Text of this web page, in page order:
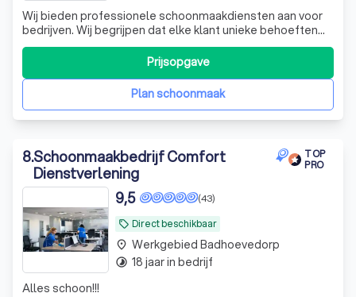
Wij bieden professionele schoonmaakdiensten aan voor
bedrijven. Wij begrijpen dat elke klant unieke behoeften
heeft en daarom bieden wij flexibele schoonmaak plannen
Plan schoonmaak
Prijsopgave
8.Schoonmaakbedrijf Comfort
Dienstverlening
TOP
PRO
local_offer Direct beschikbaar
(43)
9,5
Alles schoon!!!
place Werkgebied Badhoevedorp
timelapse 18 jaar in bedrijf